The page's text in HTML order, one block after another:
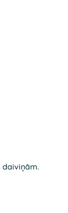
daiviņām.